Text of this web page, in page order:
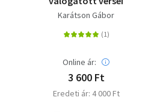
Karátson Gábor
Online ár:
3 600 Ft
Eredeti ár: 4 000 Ft